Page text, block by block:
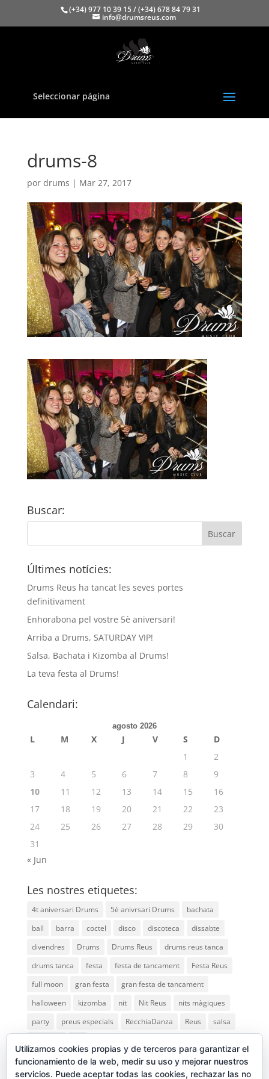
(+34) 977 10 39 15 / (+34) 678 84 79 31
info@drumsreus.com
Seleccionar página
drums-8
por drums | Mar 27, 2017
Buscar:
Últimes notícies:
Drums Reus ha tancat les seves portes
definitivament
Enhorabona pel vostre 5è aniversari!
Arriba a Drums, SATURDAY VIP!
Salsa, Bachata i Kizomba al Drums!
La teva festa al Drums!
Calendari:
agosto 2026
L M X J V S
D
1
2
3
4 5 6 7 8
9
10
11 12 13 14 15
16
17
18 19 20 21 22
23
24
25 26 27 28 29
30
31
« Jun
Les nostres etiquetes:
4t aniversari Drums 5è anivrsari Drums
bachata
ball
barra coctel disco discoteca
dissabte
divendres
Drums Drums Reus
drums reus tanca
drums tanca
festa festa de tancament
Festa Reus
full moon
gran festa
gran festa de tancament
halloween
kizomba nit Nit Reus
nits màgiques
party
preus especials RecchiaDanza Reus
salsa
Utilizamos cookies propias y de terceros para garantizar el
funcionamiento de la web, medir su uso y mejorar nuestros
servicios. Puede aceptar todas las cookies, rechazar las no